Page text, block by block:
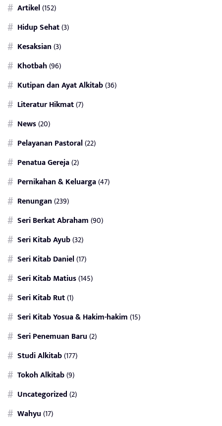
Artikel(152)
Hidup Sehat(3)
Kesaksian(3)
Khotbah(96)
Kutipan dan Ayat Alkitab(36)
Literatur Hikmat(7)
News(20)
Pelayanan Pastoral(22)
Penatua Gereja(2)
Pernikahan & Keluarga(47)
Renungan(239)
Seri Berkat Abraham(90)
Seri Kitab Ayub(32)
Seri Kitab Daniel(17)
Seri Kitab Matius(145)
Seri Kitab Rut(1)
Seri Kitab Yosua & Hakim-hakim(15)
Seri Penemuan Baru(2)
Studi Alkitab(177)
Tokoh Alkitab(9)
Uncategorized(2)
Wahyu(17)